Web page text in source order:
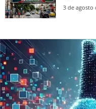
3 de agosto